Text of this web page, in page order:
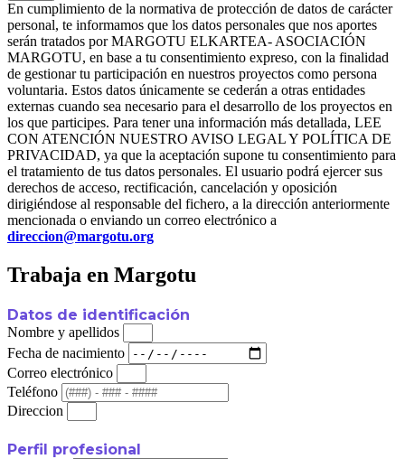
En cumplimiento de la normativa de protección de datos de carácter
personal, te informamos que los datos personales que nos aportes
serán tratados por MARGOTU ELKARTEA- ASOCIACIÓN
MARGOTU, en base a tu consentimiento expreso, con la finalidad
de gestionar tu participación en nuestros proyectos como persona
voluntaria. Estos datos únicamente se cederán a otras entidades
externas cuando sea necesario para el desarrollo de los proyectos en
los que participes. Para tener una información más detallada, LEE
CON ATENCIÓN NUESTRO AVISO LEGAL Y POLÍTICA DE
PRIVACIDAD, ya que la aceptación supone tu consentimiento para
el tratamiento de tus datos personales. El usuario podrá ejercer sus
derechos de acceso, rectificación, cancelación y oposición
dirigiéndose al responsable del fichero, a la dirección anteriormente
mencionada o enviando un correo electrónico a
direccion@margotu.org
Trabaja en Margotu
Datos de identificación
Nombre y apellidos
Fecha de nacimiento
Correo electrónico
Teléfono
Direccion
Perfil profesional